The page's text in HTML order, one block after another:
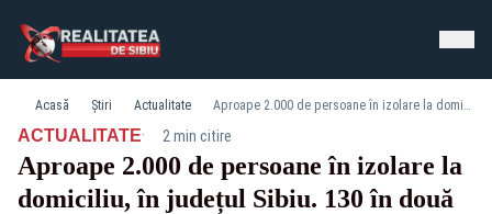
Acasă Știri Actualitate Aproape 2.000 de persoane în izolare la domiciliu, în județul Sibiu. 130 în două centre de carantină
ACTUALITATE· 2 min citire
Aproape 2.000 de persoane în izolare la
domiciliu, în județul Sibiu. 130 în două